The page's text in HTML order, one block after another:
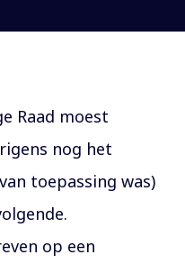
Raad moest
nog het
toepassing was)
op een